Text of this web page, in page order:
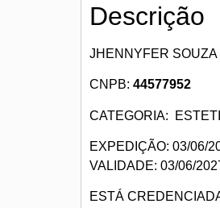
Descrição
JHENNYFER
CNPB: 44577952
CATEGORIA:
EXPEDIÇÃO: 03/06/
VALIDADE: 03/06/
ESTÁ